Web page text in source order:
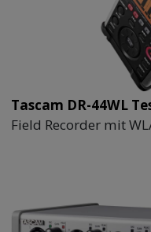
Tascam DR-44WL
Field Recorder mit